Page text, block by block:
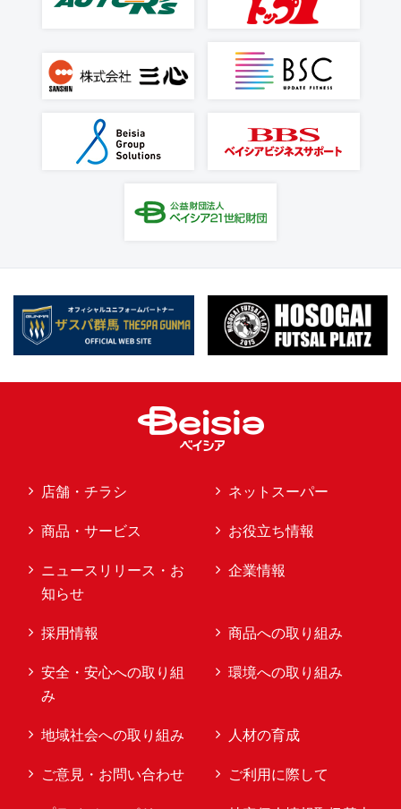
店舗・チラシ ネットスーパー
商品・サービス お役立ち情報
ニュースリリース・お
知らせ
企業情報
採用情報 商品への取り組み
安全・安心への取り組
み
環境への取り組み
地域社会への取り組み 人材の育成
ご意見・お問い合わせ ご利用に際して